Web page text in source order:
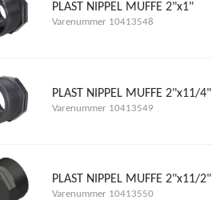
PLAST NIPPEL MUFFE 2"x1"
Varenummer 10413548
PLAST NIPPEL MUFFE 2"x11/4"
Varenummer 10413549
PLAST NIPPEL MUFFE 2"x11/2"
Varenummer 10413550